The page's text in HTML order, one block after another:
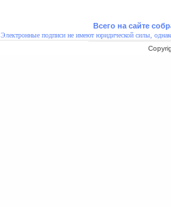
Всего на сайте
Электронные подписи не имеют юридической силы,